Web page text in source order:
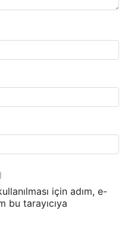
için adım, e-
bu tarayıcıya